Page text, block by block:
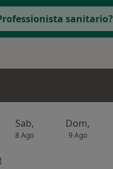
sanitario?
Sab,
8 Ago
Dom,
9 Ago